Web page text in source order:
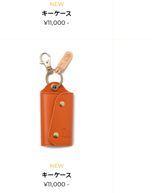
NEW
キーケース
¥11,000 -
NEW
キーケース
¥11,000 -